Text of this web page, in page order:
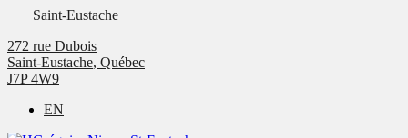
Saint-Eustache
272 rue Dubois
Saint-Eustache, Québec
J7P 4W9
EN